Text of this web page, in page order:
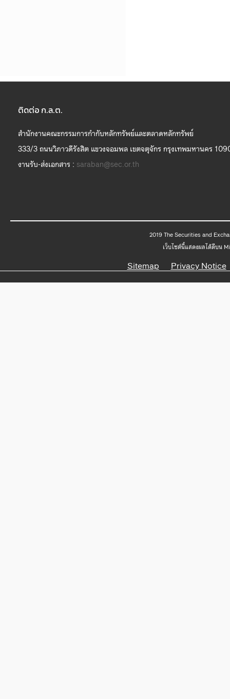
ติดต่อ ก.ล.ต.
สำนักงานคณะกรรมการกำกับหลักทรัพย์และตลาดหลักทรัพย์
333/3 ถนนวิภาวดีรังสิต แขวงจอมพล เขตจตุจักร กรุงเทพมหานคร
งานรับ-ส่งเอกสาร : saraban@sec.or.th
2019
เว็บไซต์นี้แสดงผลได้ดีบน
Sitemap Privacy Notice